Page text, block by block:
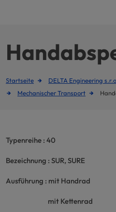
Startseite DELTA Engineering
Mechanischer Transport
Typenreihe : 40
Bezeichnung : SUR, SURE
Ausführung : mit Handrad
mit Kettenrad